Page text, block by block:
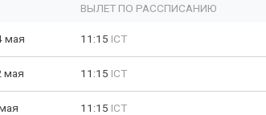
ВЫЛЕТ ПО РАССПИСАНИЮ
мая 11:15 ICT
мая 11:15 ICT
11:15 ICT